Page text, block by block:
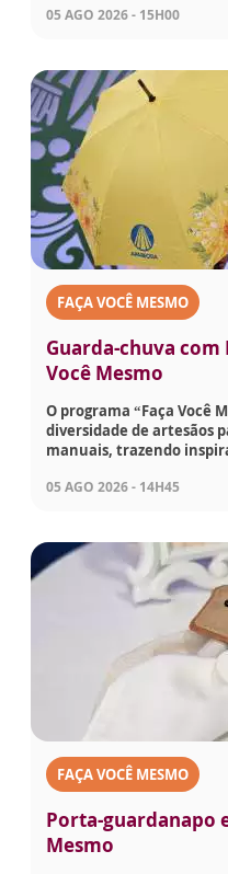
05 AGO 2026 - 15H00
FAÇA VOCÊ MESMO
Guarda-chuva com
Você Mesmo
O programa “Faça Você
diversidade de artesãos
manuais, trazendo
05 AGO 2026 - 14H45
FAÇA VOCÊ MESMO
Porta-guardanapo
Mesmo